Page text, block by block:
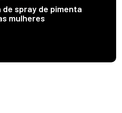
spray de pimenta
mulheres